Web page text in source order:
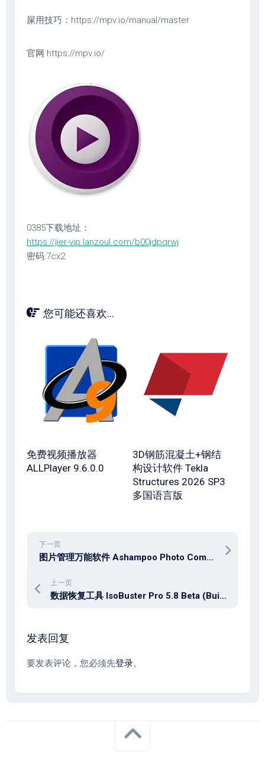
屎用技巧：https://mpv.io/manual/master
官网 https://mpv.io/
0385下载地址：
https://jier-vip.lanzoul.com/b00jdpqrwj
密码:7cx2
您可能还喜欢...
免费视频播放器
ALLPlayer 9.6.0.0
3D钢筋混凝土+钢结
构设计软件 Tekla
Structures 2026 SP3
多国语言版
下一页
图片管理万能软件 Ashampoo Photo Commander 19.0.5 (x64) Multilingual
上一页
数据恢复工具 IsoBuster Pro 5.8 Beta (Build 5.7.9.0) Multilingual
发表回复
要发表评论，您必须先登录。